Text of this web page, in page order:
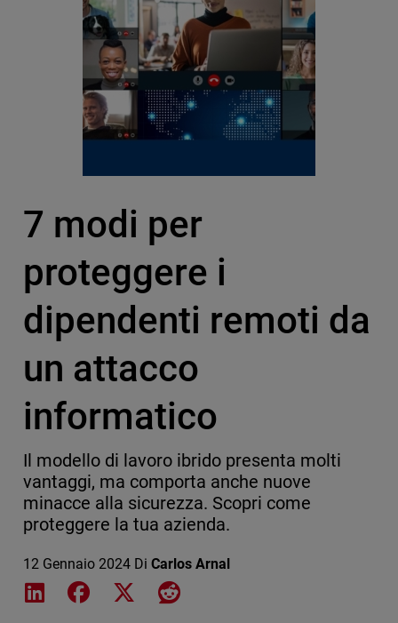
7 modi per
proteggere i
dipendenti remoti da
un attacco
informatico
Il modello di lavoro ibrido presenta molti
vantaggi, ma comporta anche nuove
minacce alla sicurezza. Scopri come
proteggere la tua azienda.
12 Gennaio 2024 Di Carlos Arnal
Share on LinkedIn
Share on Facebook
Share on XShare on Reddit